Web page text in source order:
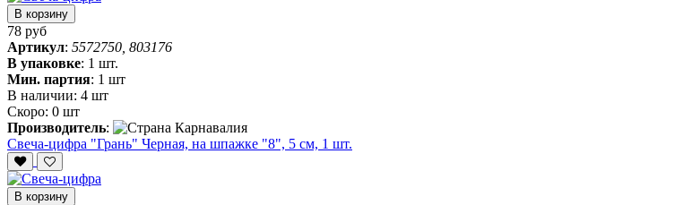
В корзину
78 руб
Артикул: 5572750, 803176
В упаковке: 1 шт.
Мин. партия: 1 шт
В наличии: 4 шт
Скоро: 0 шт
Производитель:
Свеча-цифра "‎Грань" Черная, на шпажке "8", 5 см, 1 шт.
В корзину